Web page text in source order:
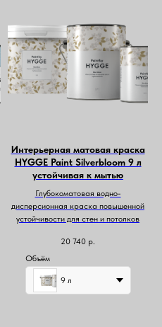
Интерьерная матовая краска
HYGGE Paint Silverbloom 9 л
устойчивая к мытью
Глубокоматовая водно-
дисперсионная краска повышенной
устойчивости для стен и потолков
20 740 р.
Объём
9 л